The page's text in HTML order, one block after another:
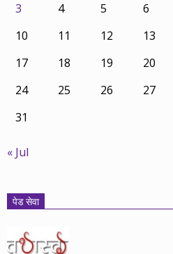
3
4 5 6
10
11 12 13
17
18 19 20
24
25 26 27
31
« Jul
पेड सेवा